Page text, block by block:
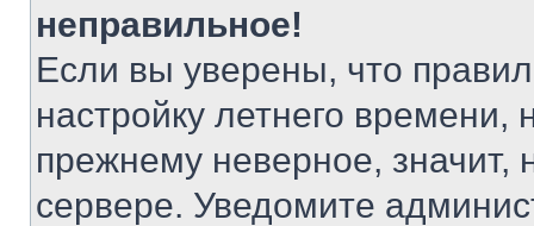
неправильное!
Если вы уверены, что
настройку летнего
прежнему неверное, значит,
сервере. Уведомите